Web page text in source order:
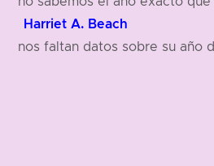
Harriet A. Beach
nos faltan datos sobre su año